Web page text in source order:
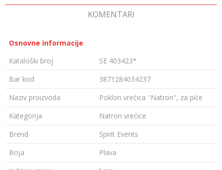
KOMENTARI
Osnovne informacije
Kataloški broj
SE 403423*
Bar kod
3871284034237
Naziv proizvoda
Poklon vrećica ''Natron'', za piće
Kategorija
Natron vrećice
Brend
Spirit Events
Boja
Plava